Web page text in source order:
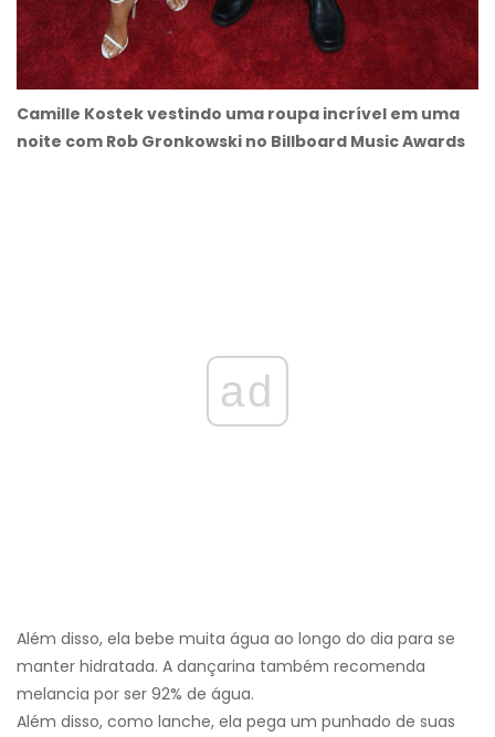
Camille Kostek vestindo uma roupa incrível em uma
noite com Rob Gronkowski no Billboard Music Awards
ad
Além disso, ela bebe muita água ao longo do dia para se
manter hidratada. A dançarina também recomenda
melancia por ser 92% de água.
Além disso, como lanche, ela pega um punhado de suas